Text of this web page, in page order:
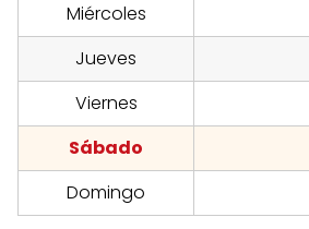
Miércoles
Jueves
Viernes
Sábado
Domingo